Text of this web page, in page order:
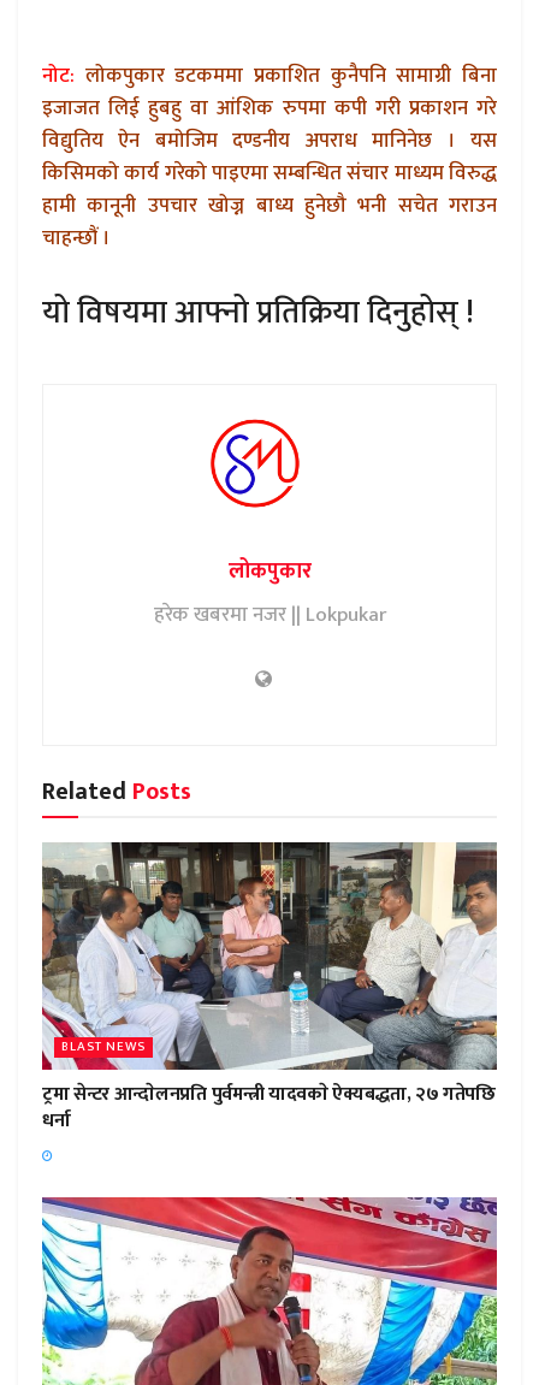
नोट: लोकपुकार डटकममा प्रकाशित कुनैपनि सामाग्री बिना
इजाजत लिई हुबहु वा आंशिक रुपमा कपी गरी प्रकाशन गरे
विद्युतिय ऐन बमोजिम दण्डनीय अपराध मानिनेछ । यस
किसिमको कार्य गरेको पाइएमा सम्बन्धित संचार माध्यम विरुद्ध
हामी कानूनी उपचार खोज्न बाध्य हुनेछौ भनी सचेत गराउन
चाहन्छौं ।
यो विषयमा आफ्नो प्रतिक्रिया दिनुहोस् !
लोकपुकार
हरेक खबरमा नजर || Lokpukar
Related Posts
BLAST NEWS
ट्रमा सेन्टर आन्दाेलनप्रति पुर्वमन्त्री यादवकाे ऐक्यबद्धता, २७ गतेपछि
धर्ना